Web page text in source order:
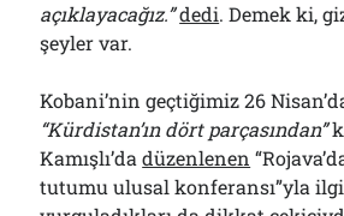
açıklayacağız.”dedi. Demek ki,
şeyler var.
Kobani’nin geçtiğimiz 26
“Kürdistan’ın dört parçasından”
Kamışlı’dadüzenlenen
tutumu ulusal konferansı”yla